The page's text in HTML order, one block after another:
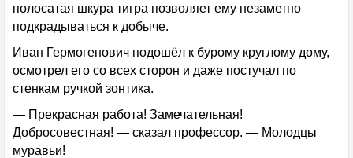
полосатая шкура тигра позволяет ему незаметно
подкрадываться к добыче.
Иван Гермогенович подошёл к бурому круглому дому,
осмотрел его со всех сторон и даже постучал по
стенкам ручкой зонтика.
— Прекрасная работа! Замечательная!
Добросовестная! — сказал профессор. — Молодцы
муравьи!